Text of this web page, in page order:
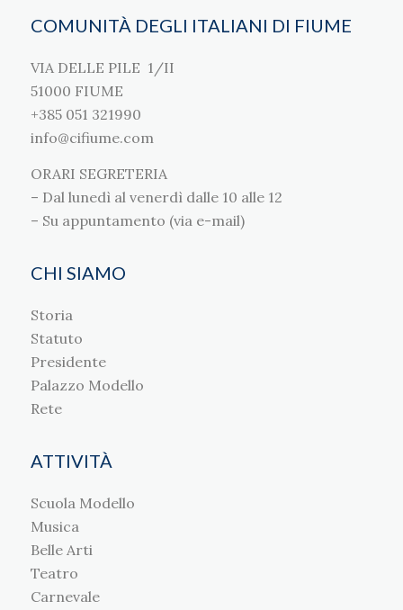
COMUNITÀ DEGLI ITALIANI DI FIUME
VIA DELLE PILE 1/II
51000 FIUME
+385 051 321990
info@cifiume.com
ORARI SEGRETERIA
– Dal lunedì al venerdì dalle 10 alle 12
– Su appuntamento (via e-mail)
CHI SIAMO
Storia
Statuto
Presidente
Palazzo Modello
Rete
ATTIVITÀ
Scuola Modello
Musica
Belle Arti
Teatro
Carnevale